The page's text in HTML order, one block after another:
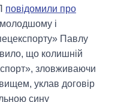
повідомили про
і
Павлу
що колишній
зловживаючи
уклав договір
сину